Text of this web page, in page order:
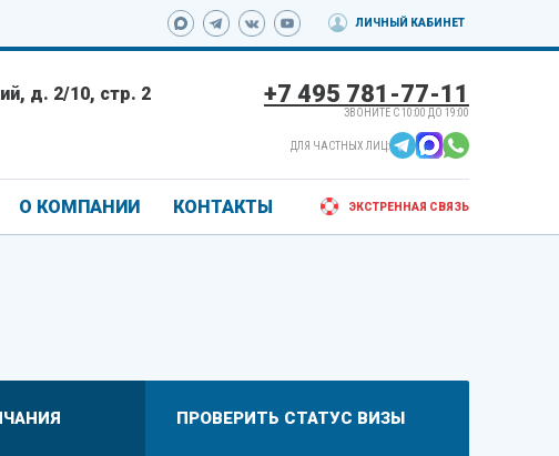
ЛИЧНЫЙ КАБИНЕТ
д. 2/10, стр. 2 +7 495 781-77-11
ЗВОНИТЕ С 10:00 ДО 19:00
ДЛЯ ЧАСТНЫХ ЛИЦ:
О КОМПАНИИ КОНТАКТЫ ЭКСТРЕННАЯ СВЯЗЬ
ПРОВЕРИТЬ CТАТУС ВИЗЫ